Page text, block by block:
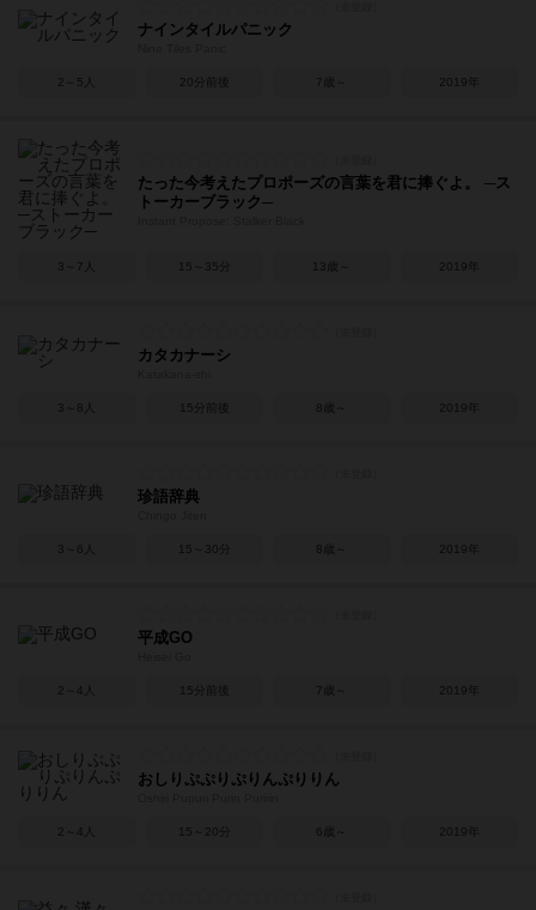
ナインタイルパニック
2～5人 20分前後 7歳～ 2019年
たった今考えたプロポーズの言葉を君に捧ぐよ。 ─ス
トーカーブラック─
3～7人 15～35分 13歳～ 2019年
カタカナーシ
3～8人 15分前後 8歳～ 2019年
珍語辞典
3～6人 15～30分 8歳～ 2019年
平成GO
2～4人 15分前後 7歳～ 2019年
おしりぷぷりぷりんぷりりん
2～4人 15～20分 6歳～ 2019年